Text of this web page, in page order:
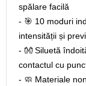
spălare facilă
- 🎯 10 moduri
intensității și
- 👐 Siluetă
contactul cu
- 🧼 Materiale